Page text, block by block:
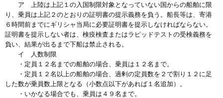
ア 上陸は上記１の入国制限対象となっていない国からの船舶に限
り、乗員は上記２のとおりの証明書の提示義務を負う。船長等は、寄港
６時間前までにギリシャ当局に必要証明書を提示しなければならない。
証明書を提示しない者は、検疫検査またはラピッドテストの受検義務を
負い、結果が出るまで下船は禁止される。
イ 人数制限
・定員１２名までの船舶の場合、乗員は１２名まで。
・定員１２名以上の船舶の場合、過剰の定員数を２で割り１２に足
した数が乗員数上限となる（小数点以下があれば１名追加）。
・いかなる場合でも、乗員は４９名まで。